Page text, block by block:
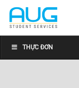
THỰC ĐƠN